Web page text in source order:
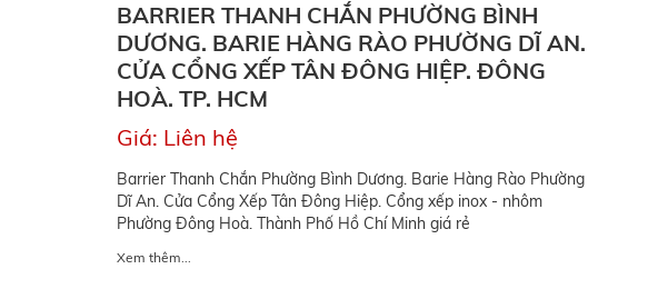
BARRIER THANH CHẮN PHƯỜNG BÌNH
DƯƠNG. BARIE HÀNG RÀO PHƯỜNG DĨ AN.
CỬA CỔNG XẾP TÂN ĐÔNG HIỆP. ĐÔNG
HOÀ. TP. HCM
Giá: Liên hệ
Barrier Thanh Chắn Phường Bình Dương. Barie Hàng Rào Phường
Dĩ An. Cửa Cổng Xếp Tân Đông Hiệp. Cổng xếp inox - nhôm
Phường Đông Hoà. Thành Phố Hồ Chí Minh giá rẻ
Xem thêm...